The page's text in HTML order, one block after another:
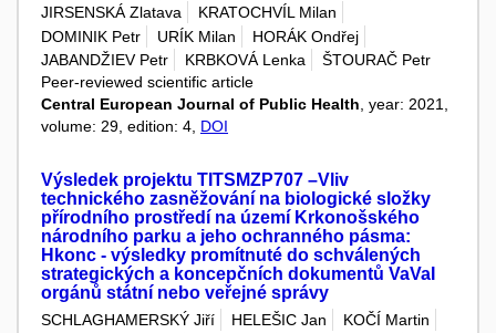
JIRSENSKÁ Zlatava
KRATOCHVÍL Milan
DOMINIK Petr
URÍK Milan
HORÁK Ondřej
JABANDŽIEV Petr
KRBKOVÁ Lenka
ŠTOURAČ Petr
Peer-reviewed scientific article
Central European Journal of Public Health , year: 2021,
volume: 29, edition: 4, DOI
Výsledek projektu TITSMZP707 –Vliv
technického zasněžování na biologické složky
přírodního prostředí na území Krkonošského
národního parku a jeho ochranného pásma:
Hkonc - výsledky promítnuté do schválených
strategických a koncepčních dokumentů VaVaI
orgánů státní nebo veřejné správy
SCHLAGHAMERSKÝ Jiří HELEŠIC Jan
KOČÍ Martin